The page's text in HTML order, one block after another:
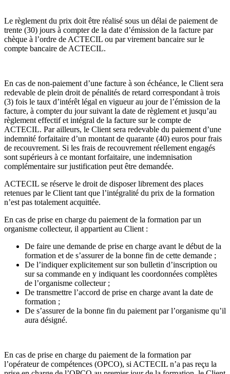
Le règlement du prix doit être réalisé sous un délai de paiement de
trente (30) jours à compter de la date d’émission de la facture par
chèque à l’ordre de ACTECIL ou par virement bancaire sur le
compte bancaire de ACTECIL.
En cas de non-paiement d’une facture à son échéance, le Client sera
redevable de plein droit de pénalités de retard correspondant à trois
(3) fois le taux d’intérêt légal en vigueur au jour de l’émission de la
facture, à compter du jour suivant la date de règlement et jusqu’au
règlement effectif et intégral de la facture sur le compte de
ACTECIL. Par ailleurs, le Client sera redevable du paiement d’une
indemnité forfaitaire d’un montant de quarante (40) euros pour frais
de recouvrement. Si les frais de recouvrement réellement engagés
sont supérieurs à ce montant forfaitaire, une indemnisation
complémentaire sur justification peut être demandée.
ACTECIL se réserve le droit de disposer librement des places
retenues par le Client tant que l’intégralité du prix de la formation
n’est pas totalement acquittée.
En cas de prise en charge du paiement de la formation par un
organisme collecteur, il appartient au Client :
De faire une demande de prise en charge avant le début de la
formation et de s’assurer de la bonne fin de cette demande ;
De l’indiquer explicitement sur son bulletin d’inscription ou
sur sa commande en y indiquant les coordonnées complètes
de l’organisme collecteur ;
De transmettre l’accord de prise en charge avant la date de
formation ;
De s’assurer de la bonne fin du paiement par l’organisme qu’il
aura désigné.
En cas de prise en charge du paiement de la formation par
l’opérateur de compétences (OPCO), si ACTECIL n’a pas reçu la